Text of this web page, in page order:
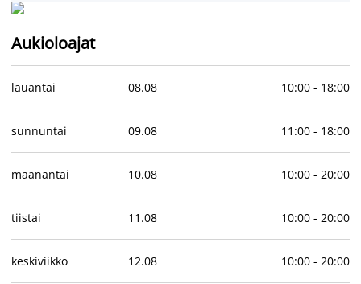
Aukioloajat
lauantai 08.08 10:00- 18:00
sunnuntai 09.08 11:00- 18:00
maanantai 10.08 10:00- 20:00
tiistai 11 .08 10:00- 20:00
keskiviikko 12.08 10:00- 20:00